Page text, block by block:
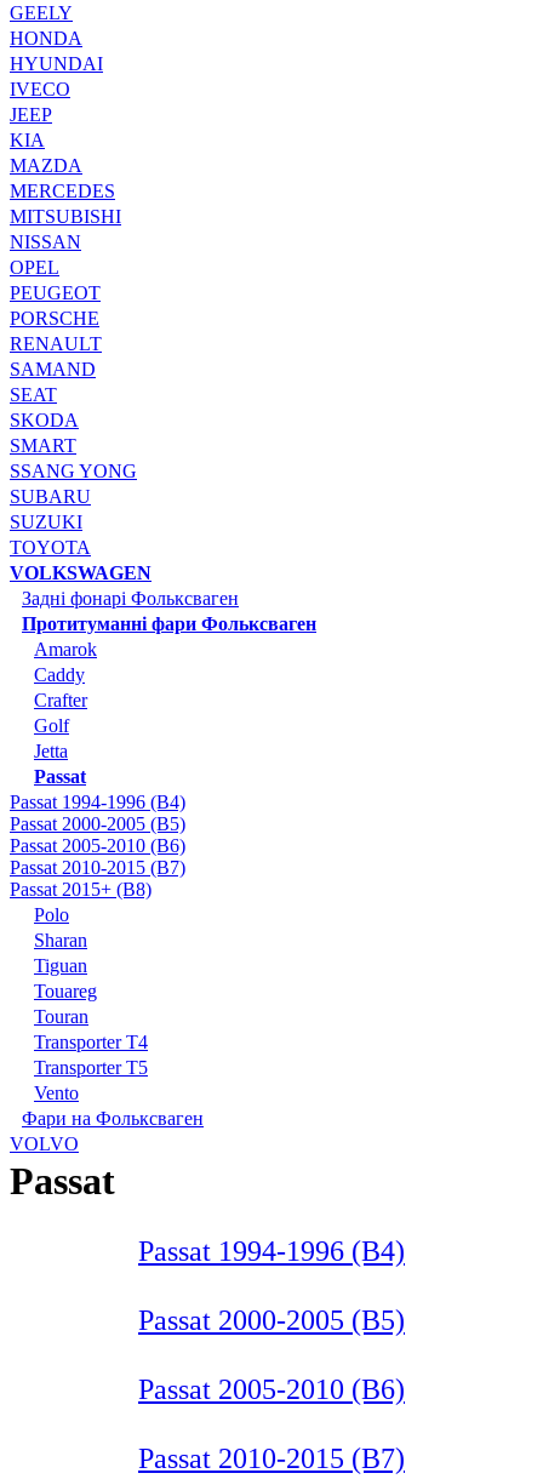
GEELY
HONDA
HYUNDAI
IVECO
JEEP
KIA
MAZDA
MERCEDES
MITSUBISHI
NISSAN
OPEL
PEUGEOT
PORSCHE
RENAULT
SAMAND
SEAT
SKODA
SMART
SSANG YONG
SUBARU
SUZUKI
TOYOTA
VOLKSWAGEN
Задні фонарі Фольксваген
Протитуманні фари Фольксваген
Amarok
Caddy
Crafter
Golf
Jetta
Passat
Passat 1994-1996 (B4)
Passat 2000-2005 (B5)
Passat 2005-2010 (B6)
Passat 2010-2015 (B7)
Passat 2015+ (B8)
Polo
Sharan
Tiguan
Touareg
Touran
Transporter T4
Transporter T5
Vento
Фари на Фольксваген
VOLVO
Passat
Passat 1994-1996 (B4)
Passat 2000-2005 (B5)
Passat 2005-2010 (B6)
Passat 2010-2015 (B7)